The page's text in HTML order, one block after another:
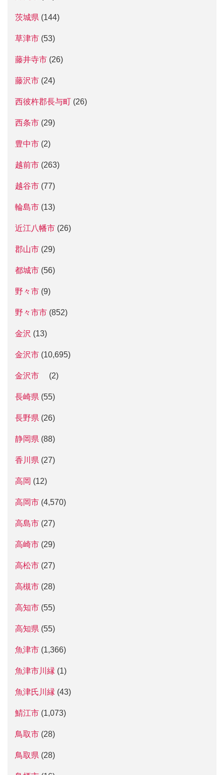
茨城県 (144)
草津市 (53)
藤井寺市 (26)
藤沢市 (24)
西彼杵郡長与町 (26)
西条市 (29)
豊中市 (2)
越前市 (263)
越谷市 (77)
輪島市 (13)
近江八幡市 (26)
郡山市 (29)
都城市 (56)
野々市 (9)
野々市市 (852)
金沢 (13)
金沢市 (10,695)
金沢市 (2)
長崎県 (55)
長野県 (26)
静岡県 (88)
香川県 (27)
高岡 (12)
高岡市 (4,570)
高島市 (27)
高崎市 (29)
高松市 (27)
高槻市 (28)
高知市 (55)
高知県 (55)
魚津市 (1,366)
魚津市川縁 (1)
魚津氏川縁 (43)
鯖江市 (1,073)
鳥取市 (28)
鳥取県 (28)